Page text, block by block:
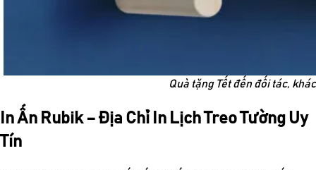
Quà tặng Tết đến đối tác,
In Ấn Rubik – Địa Chỉ In Lịch Treo Tường Uy
Tín